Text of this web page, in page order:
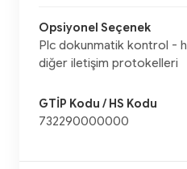
Opsiyonel Seçenek
Plc dokunmatik kontrol -
diğer iletişim protokelleri
GTİP Kodu / HS Kodu
732290000000